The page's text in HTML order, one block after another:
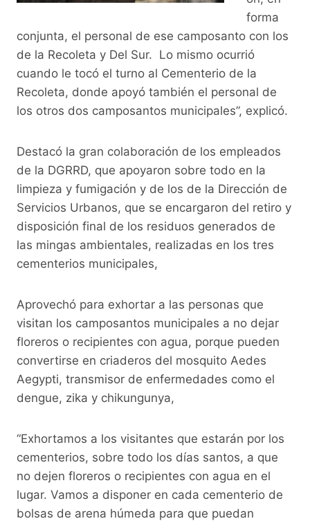
forma
conjunta, el personal de ese camposanto con los
de la Recoleta y Del Sur. Lo mismo ocurrió
cuando le tocó el turno al Cementerio de la
Recoleta, donde apoyó también el personal de
los otros dos camposantos municipales”, explicó.
Destacó la gran colaboración de los empleados
de la DGRRD, que apoyaron sobre todo en la
limpieza y fumigación y de los de la Dirección de
Servicios Urbanos, que se encargaron del retiro y
disposición final de los residuos generados de
las mingas ambientales, realizadas en los tres
cementerios municipales,
Aprovechó para exhortar a las personas que
visitan los camposantos municipales a no dejar
floreros o recipientes con agua, porque pueden
convertirse en criaderos del mosquito Aedes
Aegypti, transmisor de enfermedades como el
dengue, zika y chikungunya,
“Exhortamos a los visitantes que estarán por los
cementerios, sobre todo los días santos, a que
no dejen floreros o recipientes con agua en el
lugar. Vamos a disponer en cada cementerio de
bolsas de arena húmeda para que puedan